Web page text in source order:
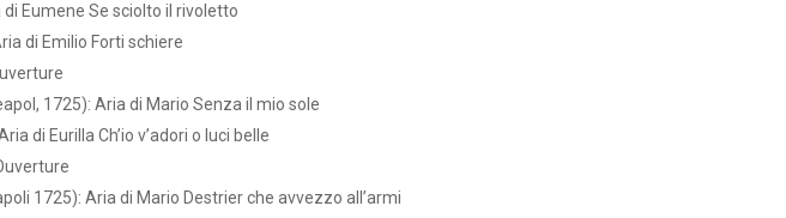
Eumene Se sciolto il rivoletto
di Emilio Forti schiere
1725): Aria di Mario Senza il mio sole
di Eurilla Ch’io v’adori o luci belle
1725): Aria di Mario Destrier che avvezzo all’armi